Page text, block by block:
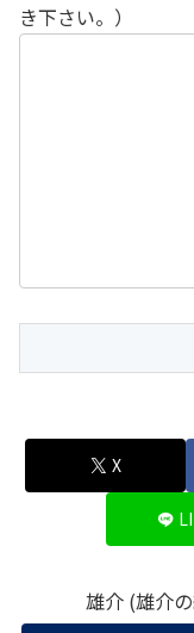
き下さい。）
X
雄介 (雄介